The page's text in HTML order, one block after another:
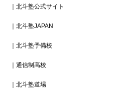
｜北斗塾公式サイト
｜北斗塾JAPAN
｜北斗塾予備校
｜通信制高校
｜北斗塾道場